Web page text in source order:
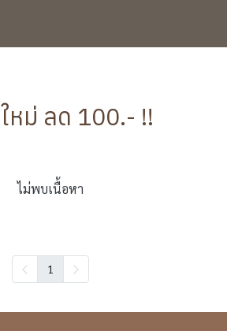
หม่ ลด 100.- !!
ไม่พบเนื้อหา
1